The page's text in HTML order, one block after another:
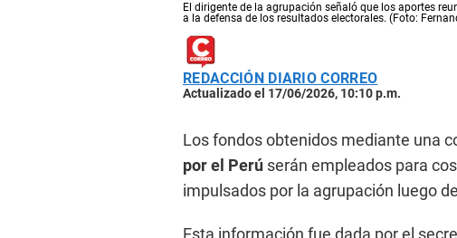
El dirigente de la agrupación señaló que los aportes
a la defensa de los resultados electorales. (Foto:
REDACCIÓN DIARIO CORREO
Actualizado el 17/06/2026, 10:10 p.m.
Los fondos obtenidos mediante una
por el Perú serán empleados para
impulsados por la agrupación luego